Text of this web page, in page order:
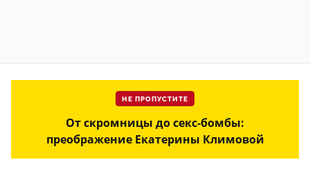
НЕ ПРОПУСТИТЕ
От скромницы до секс-бомбы:
преображение Екатерины Климовой